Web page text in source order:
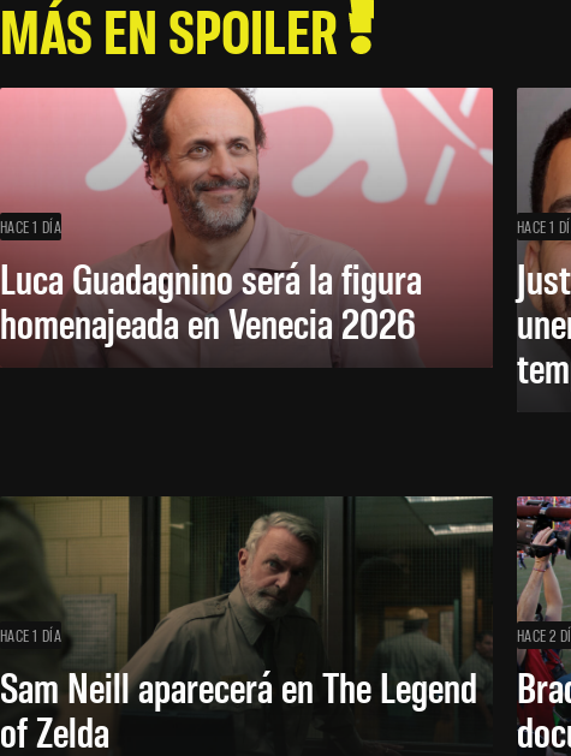
MÁS EN SPOILER
HACE 1 DÍA
Luca Guadagnino será la figura
homenajeada en Venecia 2026
HACE 1
HACE 1 DÍA
Sam Neill aparecerá en The Legend
of Zelda
HACE 2